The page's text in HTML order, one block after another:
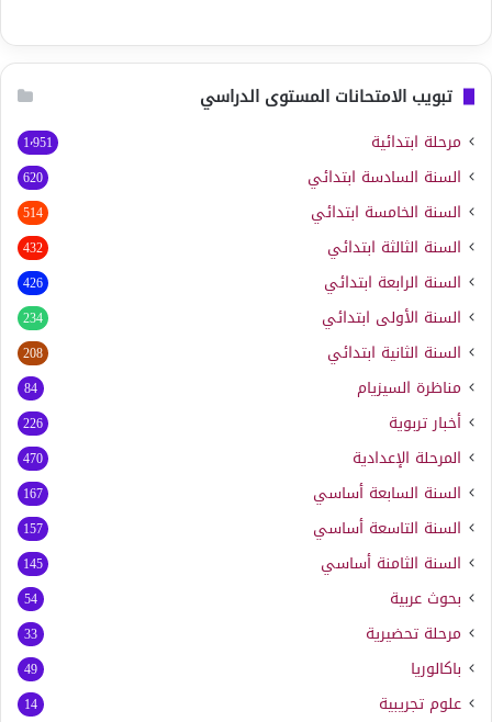
تبويب الامتحانات المستوى الدراسي
مرحلة ابتدائية 1٬951
السنة السادسة ابتدائي 620
السنة الخامسة ابتدائي 514
السنة الثالثة ابتدائي 432
السنة الرابعة ابتدائي 426
السنة الأولى ابتدائي 234
السنة الثانية ابتدائي 208
مناظرة السيزيام 84
أخبار تربوية 226
المرحلة الإعدادية 470
السنة السابعة أساسي 167
السنة التاسعة أساسي 157
السنة الثامنة أساسي 145
بحوث عربية 54
مرحلة تحضيرية 33
باكالوريا 49
علوم تجريبية 14